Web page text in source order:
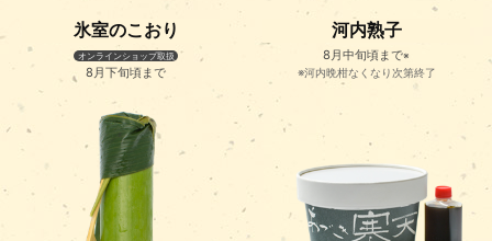
氷室のこおり
オンラインショップ取扱
8月下旬頃まで
河内熟子
8月中旬頃まで※
※河内晩柑なくなり次第終了